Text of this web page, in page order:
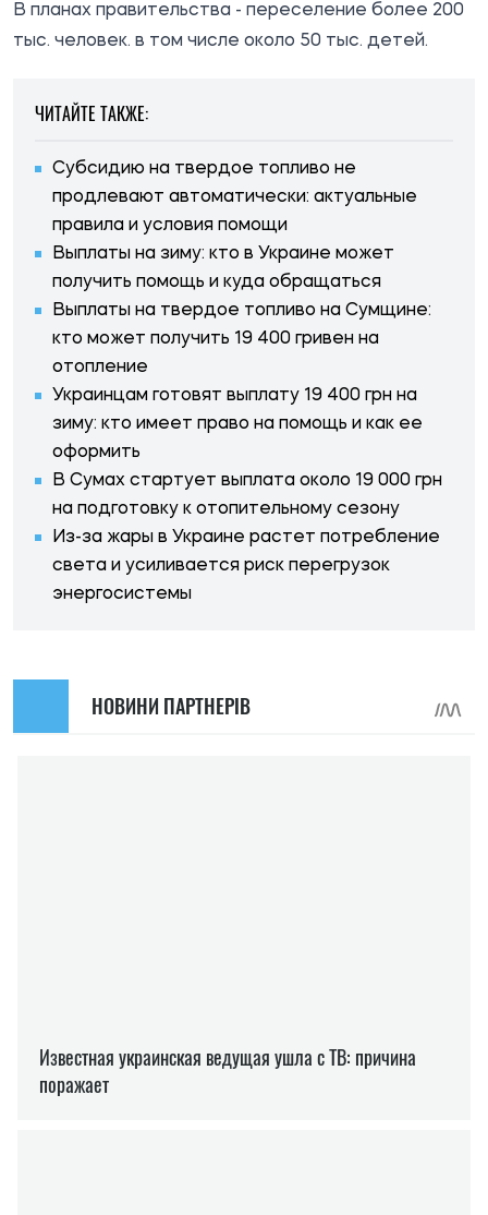
В планах правительства - переселение более 200
тыс. человек. в том числе около 50 тыс. детей.
ЧИТАЙТЕ ТАКЖЕ:
Субсидию на твердое топливо не
продлевают автоматически: актуальные
правила и условия помощи
Выплаты на зиму: кто в Украине может
получить помощь и куда обращаться
Выплаты на твердое топливо на Сумщине:
кто может получить 19 400 гривен на
отопление
Украинцам готовят выплату 19 400 грн на
зиму: кто имеет право на помощь и как ее
оформить
В Сумах стартует выплата около 19 000 грн
на подготовку к отопительному сезону
Из-за жары в Украине растет потребление
света и усиливается риск перегрузок
энергосистемы